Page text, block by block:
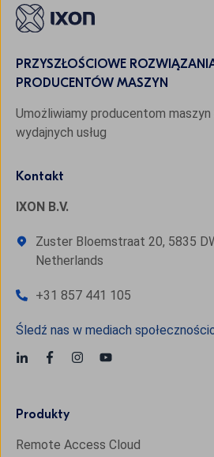
PRZYSZŁOŚCIOWE
PRODUCENTÓW MASZYN
Umożliwiamy producentom
wydajnych usług
Kontakt
IXON B.V.
Zuster Bloemstraat 20, 5835
Netherlands
+31 857 441 105
Śledź nas w mediach
Produkty
Remote Access Cloud